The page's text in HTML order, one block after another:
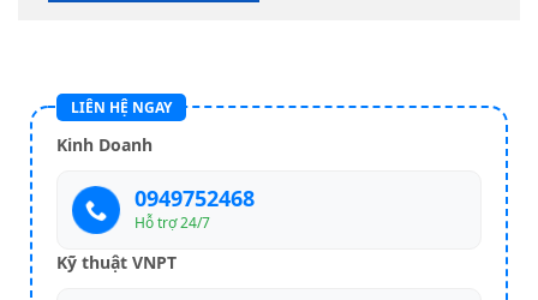
LIÊN HỆ NGAY
Kinh Doanh
0949752468
Hỗ trợ 24/7
Kỹ thuật VNPT